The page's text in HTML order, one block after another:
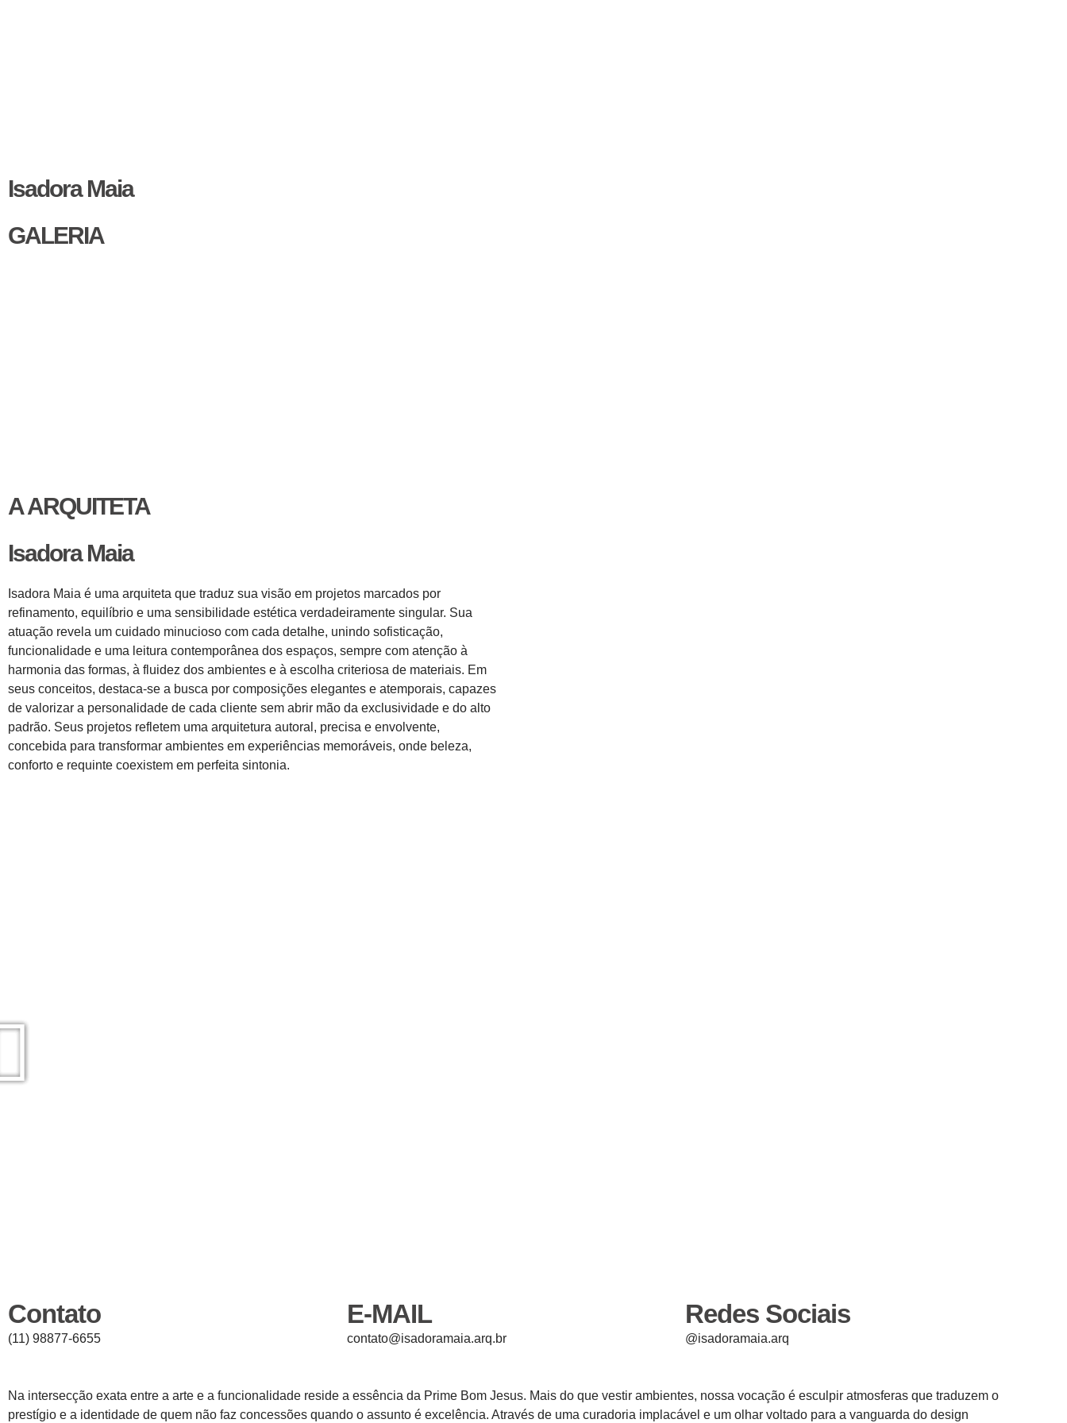
Isadora Maia
GALERIA
A ARQUITETA
Isadora Maia
Isadora Maia é uma arquiteta que traduz sua visão em projetos marcados por
refinamento, equilíbrio e uma sensibilidade estética verdadeiramente singular. Sua
atuação revela um cuidado minucioso com cada detalhe, unindo sofisticação,
funcionalidade e uma leitura contemporânea dos espaços, sempre com atenção à
harmonia das formas, à fluidez dos ambientes e à escolha criteriosa de materiais. Em
seus conceitos, destaca-se a busca por composições elegantes e atemporais, capazes
de valorizar a personalidade de cada cliente sem abrir mão da exclusividade e do alto
padrão. Seus projetos refletem uma arquitetura autoral, precisa e envolvente,
concebida para transformar ambientes em experiências memoráveis, onde beleza,
conforto e requinte coexistem em perfeita sintonia.
Contato
(11) 98877-6655
E-MAIL
contato@isadoramaia.arq.br
Redes Sociais
@isadoramaia.arq
Na intersecção exata entre a arte e a funcionalidade reside a essência da Prime Bom Jesus. Mais do que vestir ambientes, nossa vocação é esculpir atmosferas que traduzem o
prestígio e a identidade de quem não faz concessões quando o assunto é excelência. Através de uma curadoria implacável e um olhar voltado para a vanguarda do design